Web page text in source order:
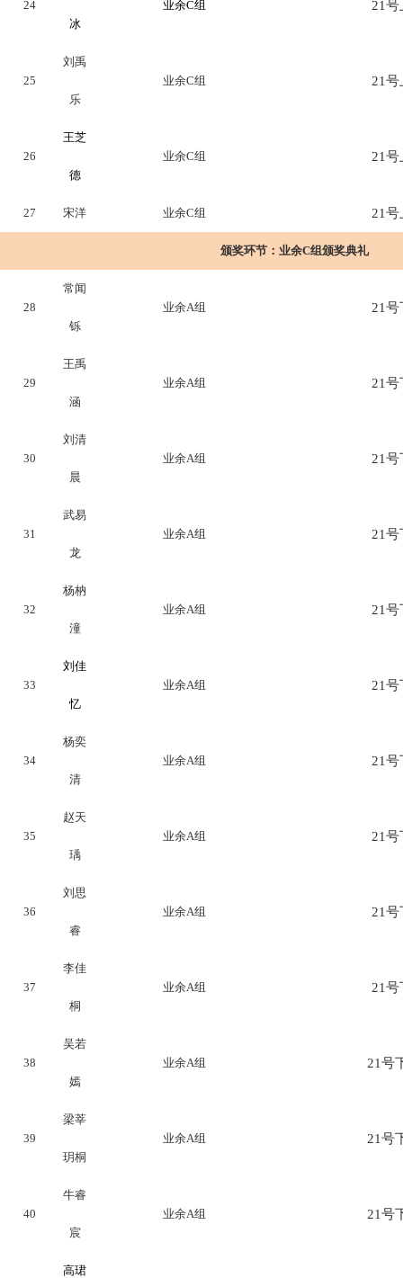
24
冰
业余C组 21号
25
刘禹
乐
业余C组 21号
26
王芝
德
业余C组 21号
27 宋洋 业余C组 21号
颁奖环节： 业余C组颁奖典礼
28
常闻
铄
业余A组 21号
29
王禹
涵
业余A组 21号
30
刘清
晨
业余A组 21号
31
武易
龙
业余A组 21号
32
杨枘
潼
业余A组 21号
33
刘佳
忆
业余A组 21号
34
杨奕
清
业余A组 21号
35
赵天
瑀
业余A组 21号
36
刘思
睿
业余A组 21号
37
李佳
桐
业余A组 21号
38
吴若
嫣
业余A组 21号
39
梁莘
玥桐
业余A组 21号
40
牛睿
宸
业余A组 21号
高珺